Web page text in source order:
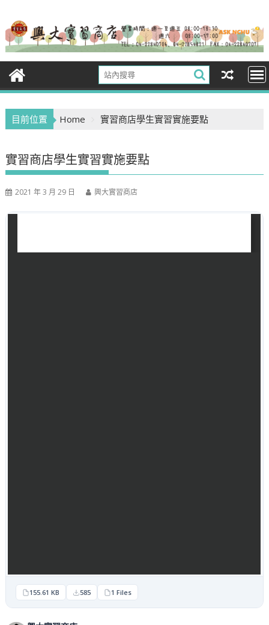
content
目前位置 Home 實習商店學生實習實施要點
實習商店學生實習實施要點
2021 年 3 月 29 日 興大實習商店
155.61 KB 585 1 Files